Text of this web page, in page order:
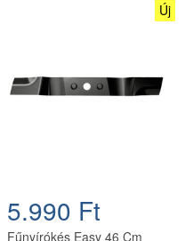
Új
5.990 Ft
Fűnyírókés Easy 46 Cm